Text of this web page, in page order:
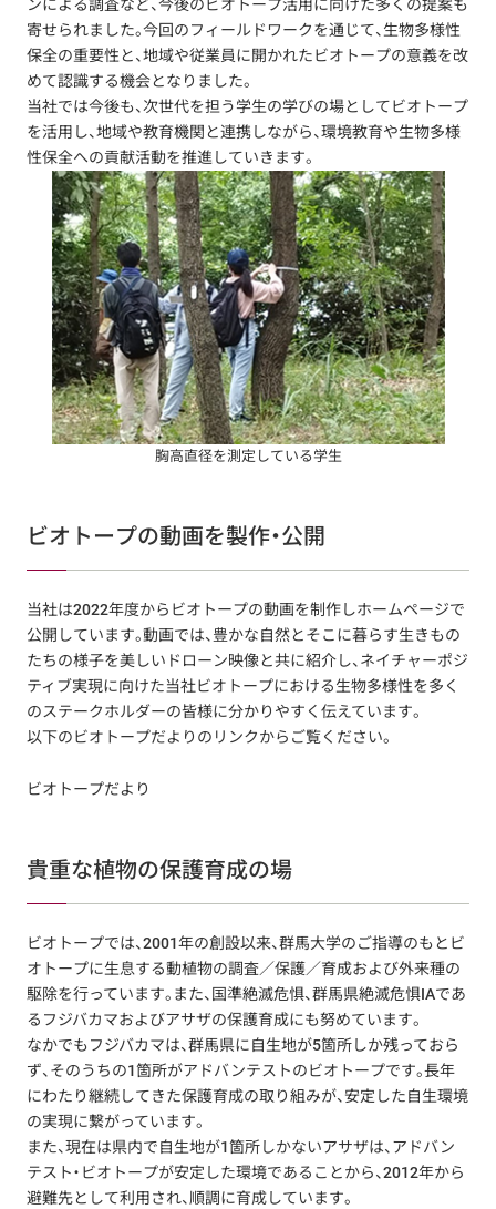
ンによる調査など、今後のビオトープ活用に向けた多くの提案も
寄せられました。今回のフィールドワークを通じて、生物多様性
保全の重要性と、地域や従業員に開かれたビオトープの意義を改
めて認識する機会となりました。
当社では今後も、次世代を担う学生の学びの場としてビオトープ
を活用し、地域や教育機関と連携しながら、環境教育や生物多様
性保全への貢献活動を推進していきます。
胸高直径を測定している学生
ビオトープの動画を製作・公開
当社は2022年度からビオトープの動画を制作しホームページで
公開しています。動画では、豊かな自然とそこに暮らす生きもの
たちの様子を美しいドローン映像と共に紹介し、ネイチャーポジ
ティブ実現に向けた当社ビオトープにおける生物多様性を多く
のステークホルダーの皆様に分かりやすく伝えています。
以下のビオトープだよりのリンクからご覧ください。
ビオトープだより
貴重な植物の保護育成の場
ビオトープでは、2001年の創設以来、群馬大学のご指導のもとビ
オトープに生息する動植物の調査／保護／育成および外来種の
駆除を行っています。また、国準絶滅危惧、群馬県絶滅危惧IAであ
るフジバカマおよびアサザの保護育成にも努めています。
なかでもフジバカマは、群馬県に自生地が5箇所しか残っておら
ず、そのうちの1箇所がアドバンテストのビオトープです。長年
にわたり継続してきた保護育成の取り組みが、安定した自生環境
の実現に繋がっています。
また、現在は県内で自生地が1箇所しかないアサザは、アドバン
テスト・ビオトープが安定した環境であることから、2012年から
避難先として利用され、順調に育成しています。